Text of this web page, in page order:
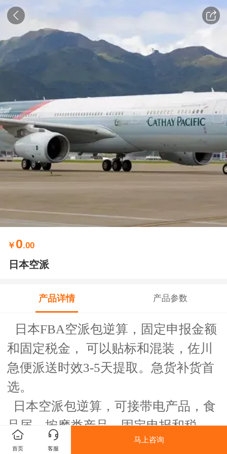
￥ 0.00
日本空派
产品详情 产品参数
日本FBA空派包逆算，固定申报金额
和固定税金， 可以贴标和混装，佐川
急便派送时效3-5天提取。急货补货首
选。
日本空派包逆算，可接带电产品，食
品届，按摩类产品，固定申报和税
率，可贴标和混装，可接商业地址和
首页 客服
马上咨询